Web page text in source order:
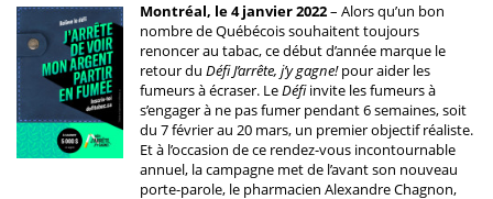
Montréal, le 4 janvier 2022– Alors qu’un bon
nombre de Québécois souhaitent toujours
renoncer au tabac, ce début d’année marque le
retour du Défi J’arrête, j’y gagne!pour aider les
fumeurs à écraser. LeDéfiinvite les fumeurs à
s’engager à ne pas fumer pendant 6 semaines, soit
du 7 février au 20 mars, un premier objectif réaliste.
Et à l’occasion de ce rendez-vous incontournable
annuel, la campagne met de l’avant son nouveau
porte-parole, le pharmacien Alexandre Chagnon,